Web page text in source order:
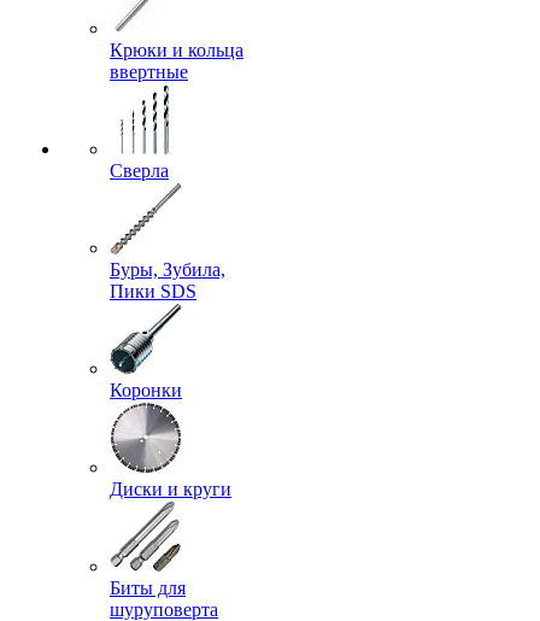
Крюки и кольца
ввертные
Сверла
Буры, Зубила,
Пики SDS
Коронки
Диски и круги
Биты для
шуруповерта